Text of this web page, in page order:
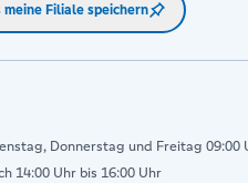
meine Filiale speichern
Donnerstag und Freitag 09:00
14:00 Uhr bis 16:00 Uhr